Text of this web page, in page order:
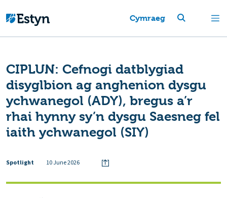
Cymraeg
CIPLUN: Cefnogi datblygiad
disyglbion ag anghenion dysgu
ychwanegol (ADY), bregus a’r
rhai hynny sy’n dysgu Saesneg fel
iaith ychwanegol (SIY)
Spotlight 10 June 2026